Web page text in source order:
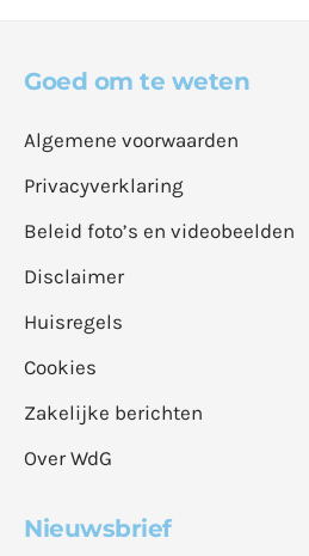
Goed om te weten
Algemene voorwaarden
Privacyverklaring
Beleid foto’s en videobeelden
Disclaimer
Huisregels
Cookies
Zakelijke berichten
Over WdG
Nieuwsbrief